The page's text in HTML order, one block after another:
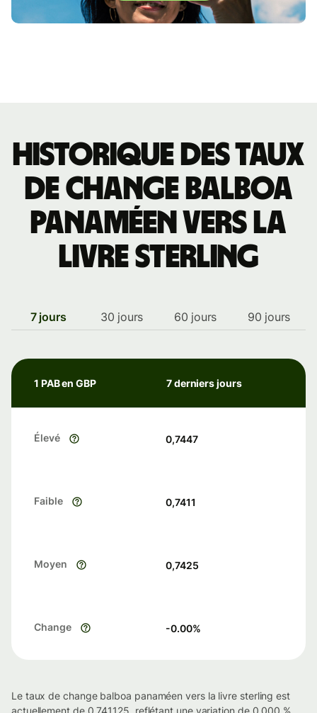
Historique des taux
de change balboa
panaméen vers la
livre sterling
7 jours 30 jours 60 jours 90 jours
1 PAB en GBP 7 derniers jours
Élevé 0,7447
Faible 0,7411
Moyen 0,7425
Change -0.00%
Le taux de change balboa panaméen vers la livre sterling est
actuellement de 0.741125, reflétant une variation de 0.000 %